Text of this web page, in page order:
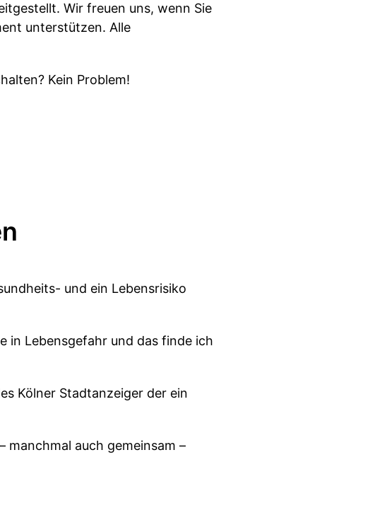
Wir freuen uns, wenn Sie
unterstützen. Alle
Kein Problem!
und ein Lebensrisiko
in Lebensgefahr und das finde ich
Kölner Stadtanzeiger der ein
manchmal auch gemeinsam –